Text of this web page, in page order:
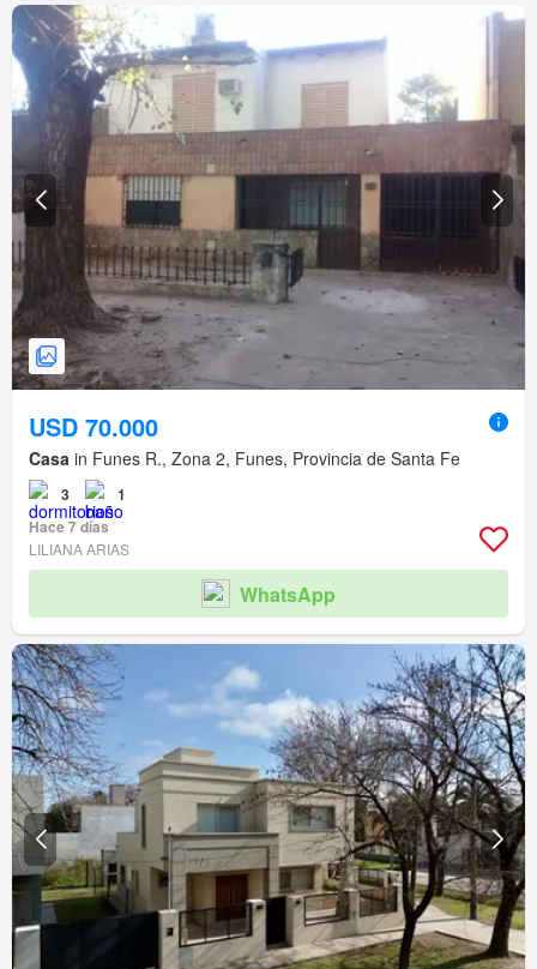
USD 70.000
Casa in Funes R., Zona 2, Funes, Provincia de Santa Fe
3
1
Hace 7 días
LILIANA ARIAS
WhatsApp